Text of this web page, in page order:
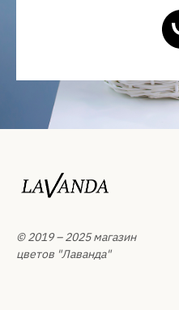
© 2019 – 2025 магазин
цветов "Лаванда"